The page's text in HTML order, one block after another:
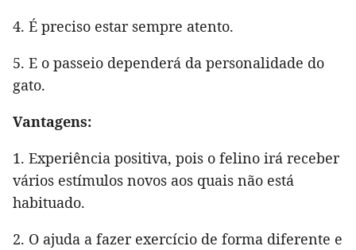
4. É preciso estar sempre atento.
5. E o passeio dependerá da personalidade do
gato.
Vantagens:
1. Experiência positiva, pois o felino irá receber
vários estímulos novos aos quais não está
habituado.
2. O ajuda a fazer exercício de forma diferente e